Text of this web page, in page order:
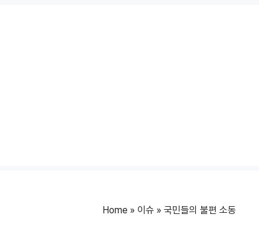
Home » 이슈 » 국민들의 불편 소동